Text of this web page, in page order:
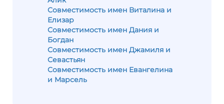
Совместимость имен Виталина и
Елизар
Совместимость имен Дания и
Богдан
Совместимость имен Джамиля и
Севастьян
Совместимость имен Евангелина
и Марсель